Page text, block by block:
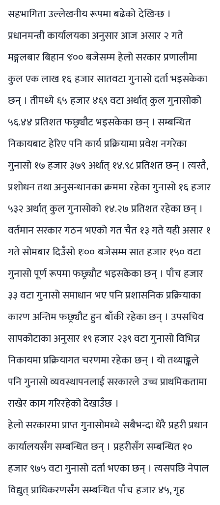
सहभागिता उल्लेखनीय रूपमा बढेको देखिन्छ ।
प्रधानमन्त्री कार्यालयका अनुसार आज असार २ गते
मङ्गलबार बिहान ९ः०० बजेसम्म हेलो सरकार प्रणालीमा
कुल एक लाख १६ हजार सातवटा गुनासो दर्ता भइसकेका
छन् । तीमध्ये ६५ हजार ४६९ वटा अर्थात् कुल गुनासोको
५६.४४ प्रतिशत फछ्र्यौट भइसकेका छन् । सम्बन्धित
निकायबाट हेरिए पनि कार्य प्रक्रियामा प्रवेश नगरेका
गुनासो १७ हजार ३७९ अर्थात् १४.९८ प्रतिशत छन् । त्यस्तै,
प्रशोधन तथा अनुसन्धानका क्रममा रहेका गुनासो १६ हजार
५३२ अर्थात् कुल गुनासोको १४.२७ प्रतिशत रहेका छन् ।
वर्तमान सरकार गठन भएको गत चैत १३ गते यही असार १
गते सोमबार दिउँसो १ः०० बजेसम्म सात हजार १५० वटा
गुनासो पूर्ण रूपमा फछ्र्यौट भइसकेका छन् । पाँच हजार
३३ वटा गुनासो समाधान भए पनि प्रशासनिक प्रक्रियाका
कारण अन्तिम फछ्र्यौट हुन बाँकी रहेका छन् । उपसचिव
सापकोटाका अनुसार १९ हजार २३९ वटा गुनासो विभिन्न
निकायमा प्रक्रियागत चरणमा रहेका छन् । यो तथ्याङ्कले
पनि गुनासो व्यवस्थापनलाई सरकारले उच्च प्राथमिकतामा
राखेर काम गरिरहेको देखाउँछ ।
हेलो सरकारमा प्राप्त गुनासोमध्ये सबैभन्दा धेरै प्रहरी प्रधान
कार्यालयसँग सम्बन्धित छन् । प्रहरीसँग सम्बन्धित १०
हजार ९७५ वटा गुनासो दर्ता भएका छन् । त्यसपछि नेपाल
विद्युत् प्राधिकरणसँग सम्बन्धित पाँच हजार ४५, गृह